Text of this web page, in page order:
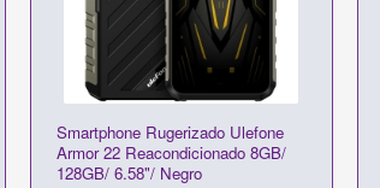
Smartphone Rugerizado Ulefone
Armor 22 Reacondicionado 8GB/
128GB/ 6.58"/ Negro